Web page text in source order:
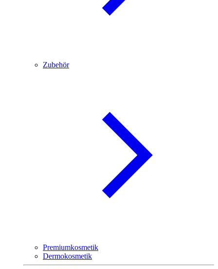
Zubehör
Premiumkosmetik
Dermokosmetik